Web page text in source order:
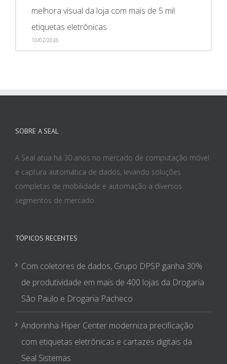
segmentos de mercado.
TÓPICOS RECENTES
Com coletores de dados, Grupo DPSP ganha 30%
com etiquetas eletrônicas e cartazes digitais da
Seal Sistemas
Elétrica Takei automatiza gestão de preços e
melhora visual da loja com mais de 5 mil etiquetas
eletrônicas